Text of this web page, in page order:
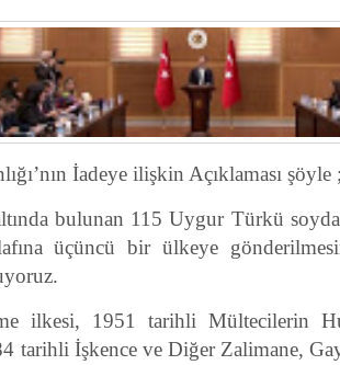
İadeye ilişkin Açıklaması şöyle
bulunan 115 Uygur Türkü
üçüncü bir ülkeye
ilkesi, 1951 tarihli Mültecilerin
tarihli İşkence ve Diğer Zalimane,